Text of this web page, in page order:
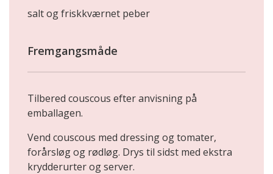
salt og friskkværnet peber
Fremgangsmåde
Tilbered couscous efter anvisning på
emballagen.
Vend couscous med dressing og tomater,
forårsløg og rødløg. Drys til sidst med ekstra
krydderurter og server.